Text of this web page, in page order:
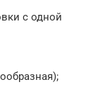
с одной